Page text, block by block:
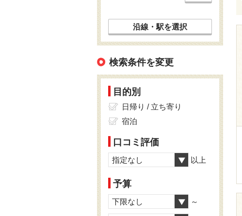
沿線・駅を選択
検索条件を変更
目的別
日帰り / 立ち寄り
宿泊
口コミ評価
指定なし 以上
予算
下限なし ～